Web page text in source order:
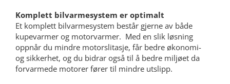
Komplett bilvarmesystem er optimalt
Et komplett bilvarmesystem består gjerne av både
kupevarmer og motorvarmer. Med en slik løsning
oppnår du mindre motorslitasje, får bedre økonomi-
og sikkerhet, og du bidrar også til å bedre miljøet da
forvarmede motorer fører til mindre utslipp.